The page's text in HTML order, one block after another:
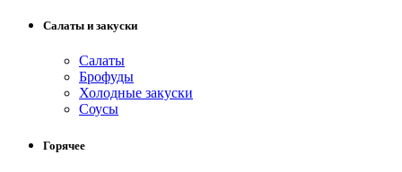
Салаты и закуски
Салаты
Брофуды
Холодные закуски
Соусы
Горячее